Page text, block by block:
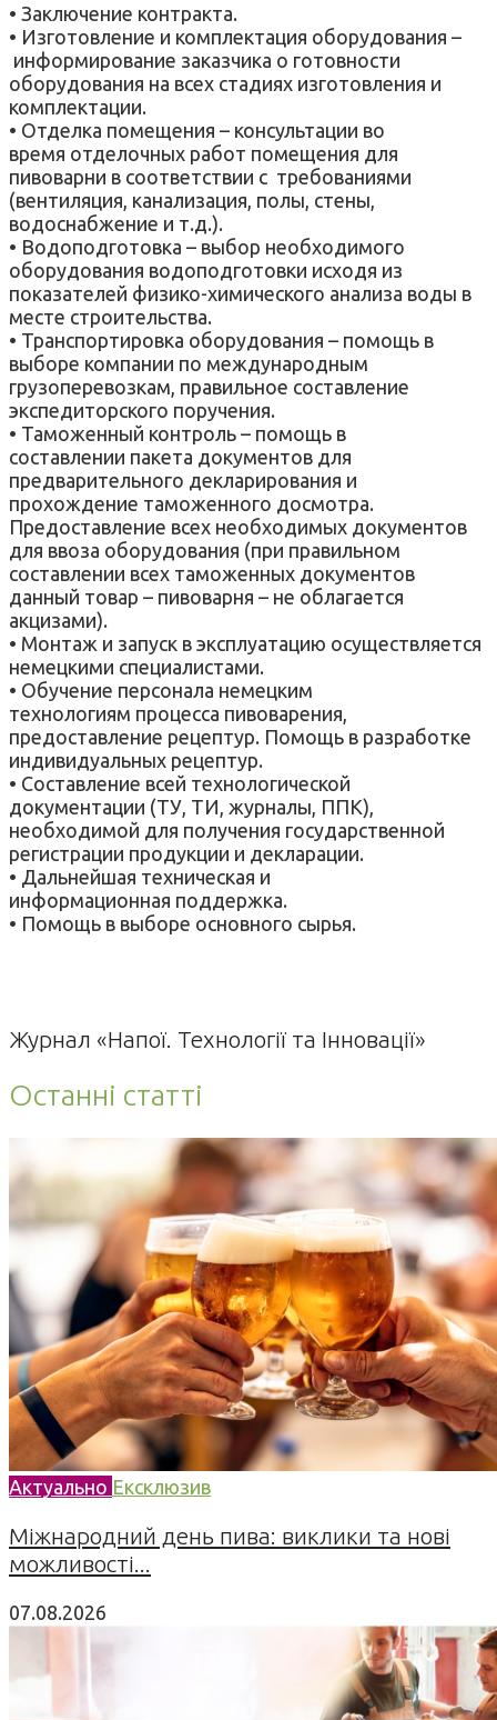
• Заключение контракта.
• Изготовление и комплектация оборудования –
информирование заказчика о готовности
оборудования на всех стадиях изготовления и
комплектации.
• Отделка помещения – консультации во
время отделочных работ помещения для
пивоварни в соответствии с требованиями
(вентиляция, канализация, полы, стены,
водоснабжение и т.д.).
• Водоподготовка – выбор необходимого
оборудования водоподготовки исходя из
показателей физико-химического анализа воды в
месте строительства.
• Транспортировка оборудования – помощь в
выборе компании по международным
грузоперевозкам, правильное составление
экспедиторского поручения.
• Таможенный контроль – помощь в
составлении пакета документов для
предварительного декларирования и
прохождение таможенного досмотра.
Предоставление всех необходимых документов
для ввоза оборудования (при правильном
составлении всех таможенных документов
данный товар – пивоварня – не облагается
акцизами).
• Монтаж и запуск в эксплуатацию осуществляется
немецкими специалистами.
• Обучение персонала немецким
технологиям процесса пивоварения,
предоставление рецептур. Помощь в разработке
индивидуальных рецептур.
• Составление всей технологической
документации (ТУ, ТИ, журналы, ППК),
необходимой для получения государственной
регистрации продукции и декларации.
• Дальнейшая техническая и
информационная поддержка.
• Помощь в выборе основного сырья.
Журнал «Напої. Технології та Інновації»
Останні статті
Актуально Ексклюзив
Міжнародний день пива: виклики та нові
можливості...
07.08.2026